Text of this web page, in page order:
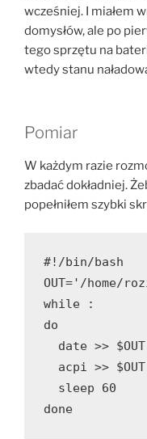
wcześniej. I miałem
domysłów, ale po
tego sprzętu na
wtedy stanu
Pomiar
W każdym razie
zbadać dokładniej.
popełniłem szybki
#!/bin/bash
OUT='/home/
while :
do
  date >> $OUT
  acpi >> $OUT
  sleep 60
done